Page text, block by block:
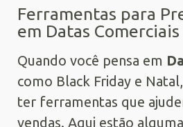
Ferramentas para
em Datas Comerciais
Quando você pensa em
como Black Friday e
ter ferramentas que
vendas. Aqui estão